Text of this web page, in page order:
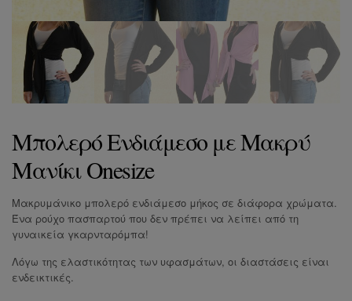
Mπολερό Ενδιάμεσο με Μακρύ
Mανίκι Onesize
Μακρυμάνικο μπολερό ενδιάμεσο μήκος σε διάφορα χρώματα.
Ένα ρούχο πασπαρτού που δεν πρέπει να λείπει από τη
γυναικεία γκαρνταρόμπα!
Λόγω της ελαστικότητας των υφασμάτων, οι διαστάσεις είναι
ενδεικτικές.